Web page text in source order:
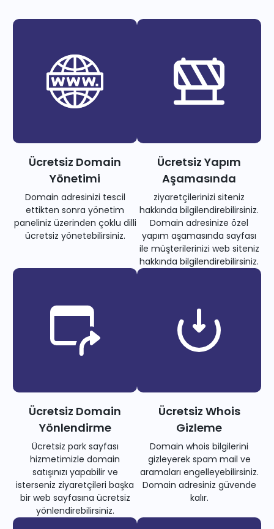
Ücretsiz Domain
Yönetimi
Domain adresinizi tescil
ettikten sonra yönetim
paneliniz üzerinden çoklu dilli
ücretsiz yönetebilirsiniz.
Ücretsiz Yapım
Aşamasında
ziyaretçilerinizi siteniz
hakkında bilgilendirebilirsiniz.
Domain adresinize özel
yapım aşamasında sayfası
ile müşterilerinizi web siteniz
hakkında bilgilendirebilirsiniz.
Ücretsiz Domain
Yönlendirme
Ücretsiz park sayfası
hizmetimizle domain
satışınızı yapabilir ve
isterseniz ziyaretçileri başka
bir web sayfasına ücretsiz
yönlendirebilirsiniz.
Ücretsiz Whois
Gizleme
Domain whois bilgilerini
gizleyerek spam mail ve
aramaları engelleyebilirsiniz.
Domain adresiniz güvende
kalır.